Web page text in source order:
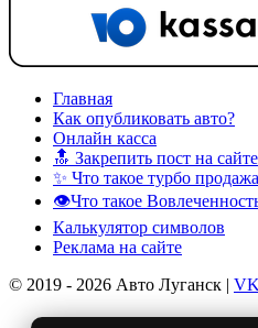
Главная
Как опубликовать авто?
Онлайн касса
🔝 Закрепить пост на сайте
✨ Что такое турбо
👁️Что такое
Калькулятор символов
Реклама на сайте
© 2019 - 2026 Авто Луганск | VK